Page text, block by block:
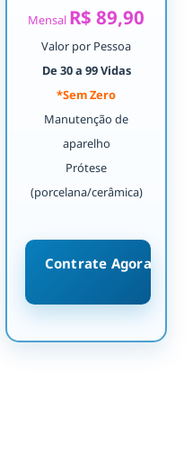
Mensal R$ 89,90
Valor por Pessoa
De 30 a 99 Vidas
*Sem Zero
Manutenção de
aparelho
Prótese
(porcelana/cerâmica)
Contrate Agora